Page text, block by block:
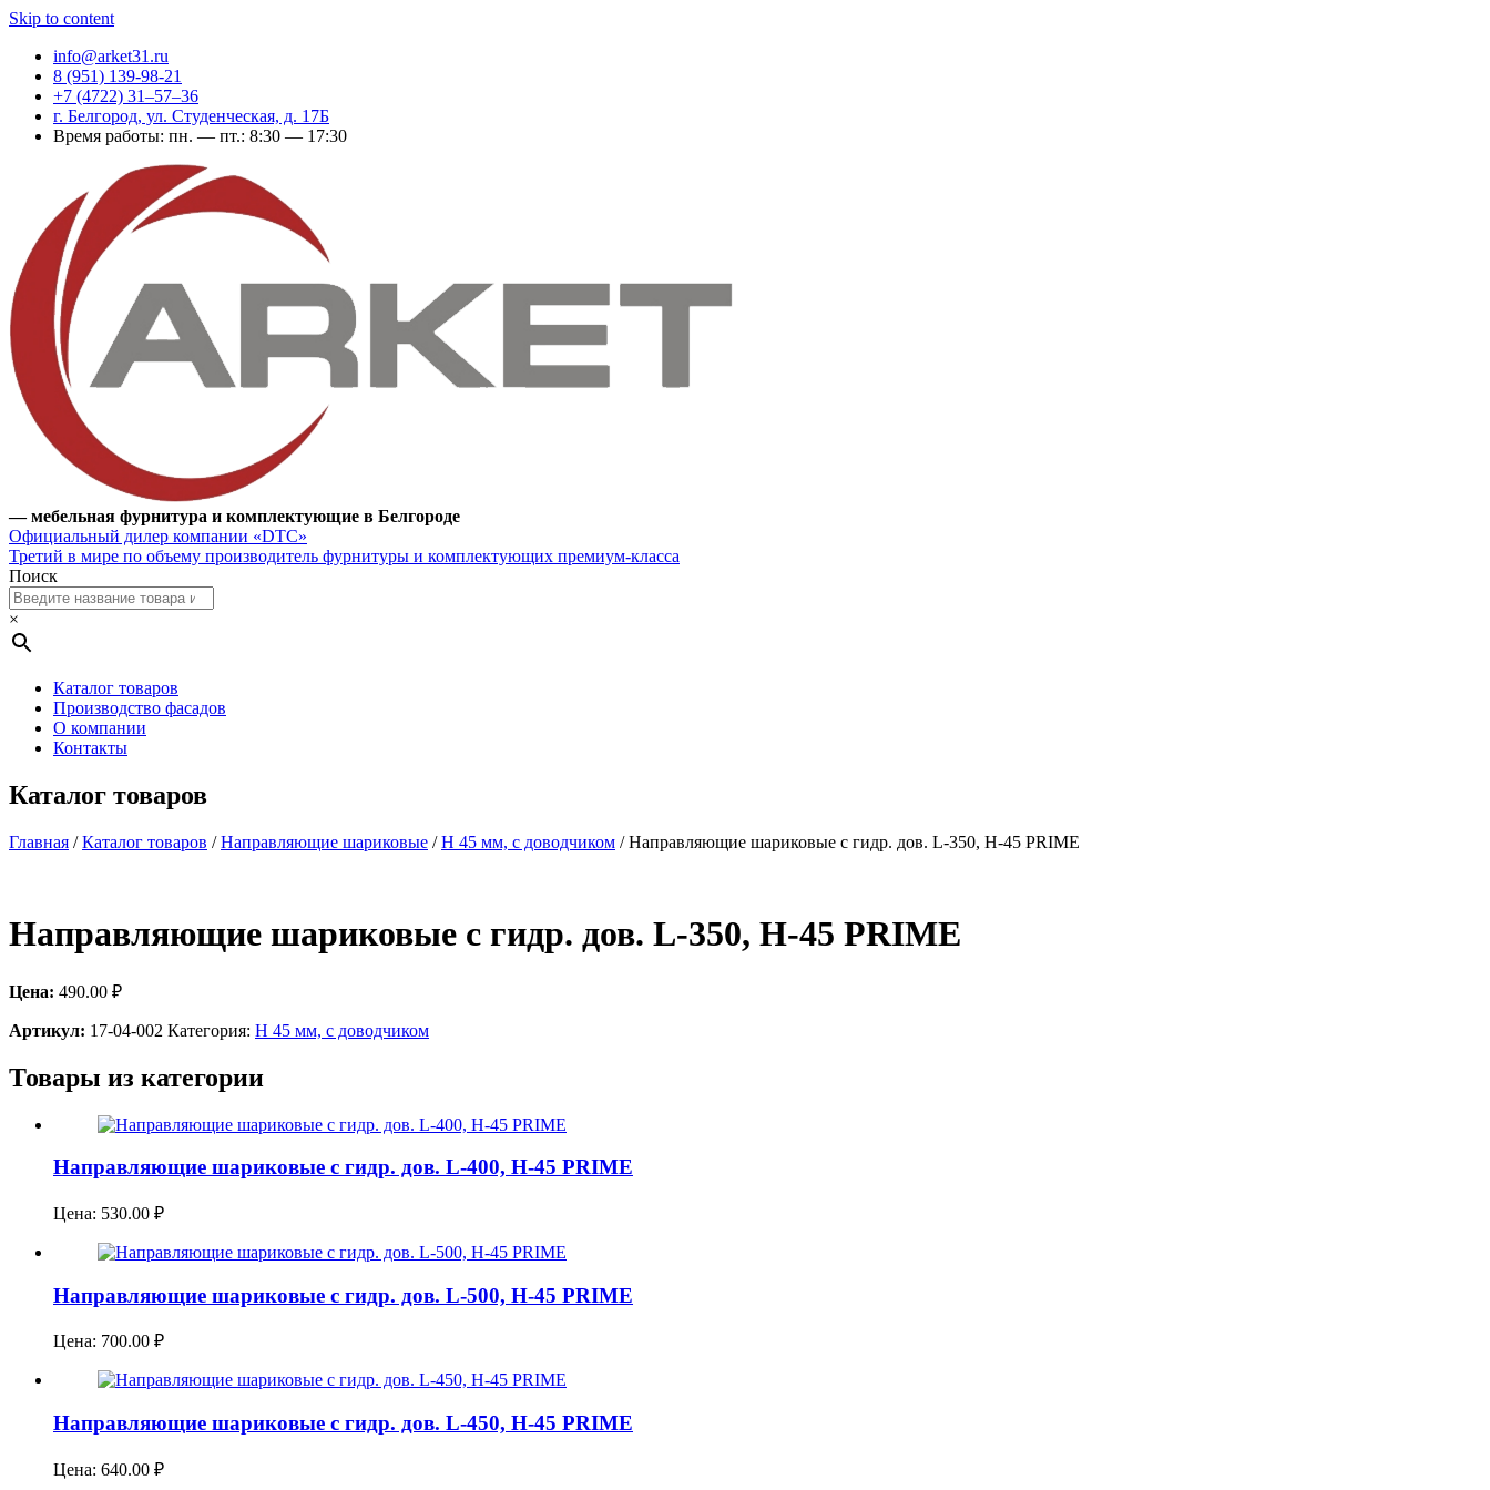
Skip to content
info@arket31.ru
8 (951) 139-98-21
+7 (4722) 31‒57‒36
г. Белгород, ул. Студенческая, д. 17Б
Время работы: пн. — пт.: 8:30 — 17:30
— мебельная фурнитура и комплектующие в Белгороде
Официальный дилер компании «DTC»
Третий в мире по объему производитель фурнитуры и комплектующих премиум-класса
Поиск
×
Каталог товаров
Производство фасадов
О компании
Контакты
Каталог товаров
Главная /Каталог товаров /Направляющие шариковые /H 45 мм, с доводчиком / Направляющие шариковые c гидр. дов. L-350, H-45 PRIME
Направляющие шариковые c гидр. дов. L-350, H-45 PRIME
Цена: 490.00 ₽
Артикул: 17-04-002 Категория: H 45 мм, с доводчиком
Товары из категории
Направляющие шариковые c гидр. дов. L-400, H-45 PRIME
Цена: 530.00 ₽
Направляющие шариковые c гидр. дов. L-500, H-45 PRIME
Цена: 700.00 ₽
Направляющие шариковые c гидр. дов. L-450, H-45 PRIME
Цена: 640.00 ₽